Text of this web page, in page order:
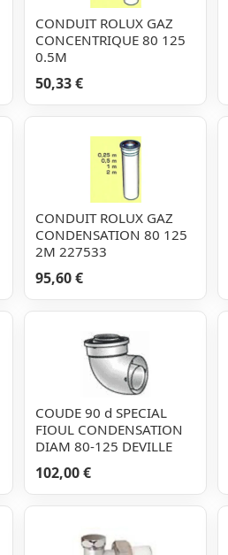
CONDUIT ROLUX GAZ
CONCENTRIQUE 80 125
0.5M
50,33 €
CONDUIT ROLUX GAZ
CONDENSATION 80 125
2M 227533
95,60 €
COUDE 90 d SPECIAL
FIOUL CONDENSATION
DIAM 80-125 DEVILLE
102,00 €